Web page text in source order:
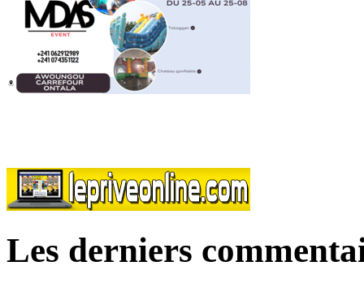
Les derniers